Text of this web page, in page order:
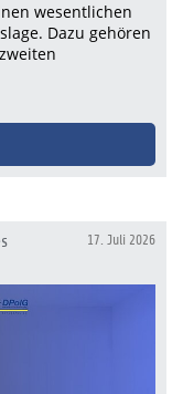
wesentlichen
Dazu gehören
17. Juli 2026